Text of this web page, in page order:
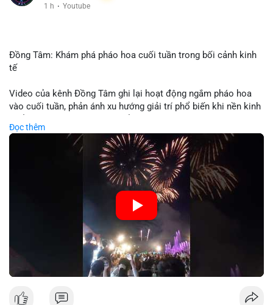
1 h · Youtube
Đồng Tâm: Khám phá pháo hoa cuối tuần trong bối cảnh kinh
tế
Video của kênh Đồng Tâm ghi lại hoạt động ngắm pháo hoa
vào cuối tuần, phản ánh xu hướng giải trí phổ biến khi nền kinh
trải nghiệm hơn là đầu tư vào tài sản vật chất. Trong bối cảnh
lãi suất ổn định và thị trường crypto ổn định, hoạt động giải trí
như vậy thường tăng trưởng khi người dân có khả năng chi
tiêu. Tuy nhiên, sự ưu tiên giải trí có thể ảnh hưởng đến tỷ lệ
tiết kiệm hoặc đầu tư vào crypto nếu người tiêu dùng chuyển
🎥 Xem video trực tiếp tại:
Nguồn: Đồng Tâm
Đọc thêm